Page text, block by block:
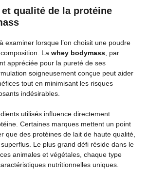
qualité de la protéine
examiner lorsque l’on choisit une poudre
La whey bodymass , par
appréciée pour la pureté de ses
soigneusement conçue peut aider
tout en minimisant les risques
indésirables.
utilisés influence directement
Certaines marques mettent un point
que des protéines de lait de haute qualité,
superflus. Le plus grand défi réside dans le
animales et végétales, chaque type
nutritionnelles uniques.